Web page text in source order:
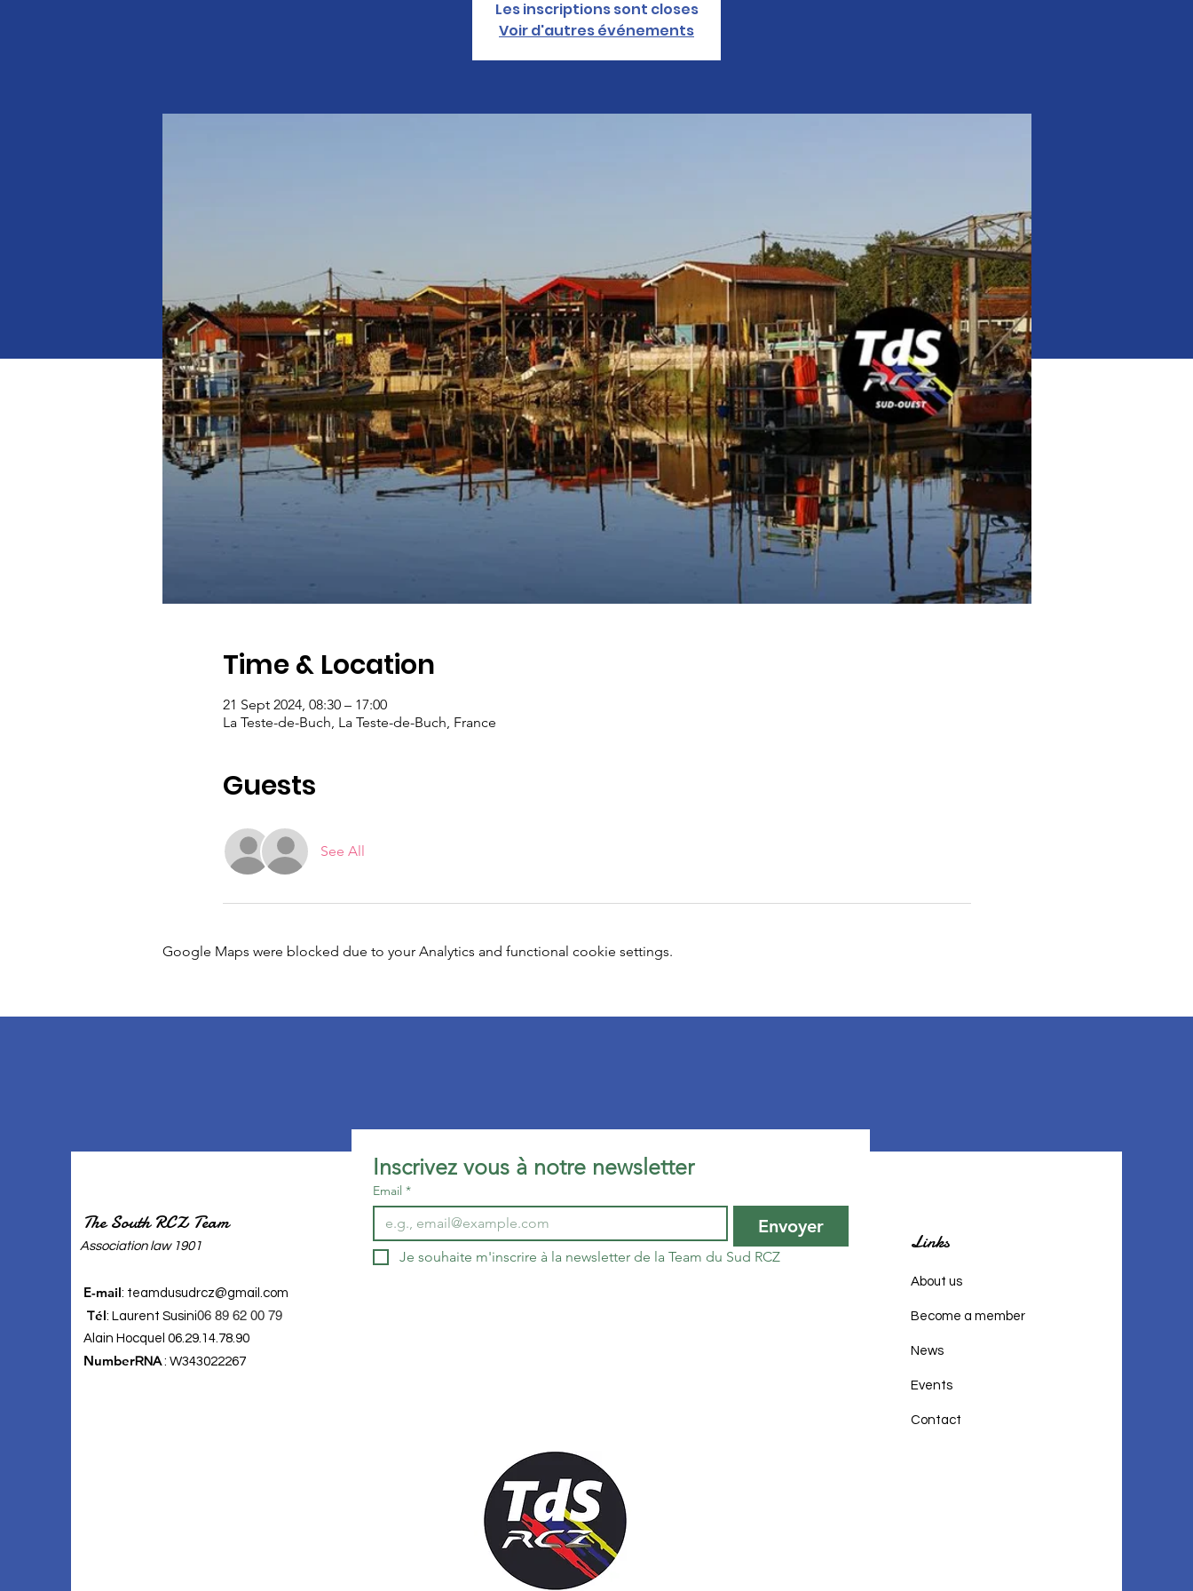
Les inscriptions sont closes
Voir d'autres événements
Time & Location
21 Sept 2024, 08:30 – 17:00
La Teste-de-Buch, La Teste-de-Buch, France
Guests
See All
Google Maps were blocked due to your Analytics and functional cookie settings.
The South RCZ Team
​Association law 1901
E-mail: teamdusudrcz@gmail.com
Tél: Laurent Susini06 89 62 00 79
Alain Hocquel 06.29.14.78.90
NumberRNA: W343022267
Links
About us
Become a member
News
Events
Contact
Inscrivez vous à notre newsletter
Email *
Envoyer
Je souhaite m'inscrire à la newsletter de la Team du Sud RCZ